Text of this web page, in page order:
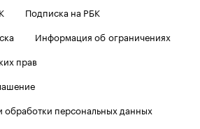
Подписка на РБК
Информация об ограничениях
прав
персональных данных